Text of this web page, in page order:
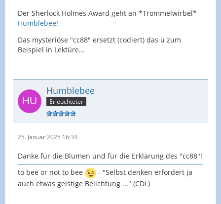
Der Sherlock Holmes Award geht an *Trommelwirbel*
Humblebee!
Das mysteriöse "cc88" ersetzt (codiert) das ü zum
Beispiel in Lektüre...
Humblebee
Erleuchteter
25. Januar 2025 16:34
Danke für die Blumen und für die Erklärung des "cc88"!
to bee or not to bee
- "Selbst denken erfordert ja
auch etwas geistige Belichtung ..." (CDL)